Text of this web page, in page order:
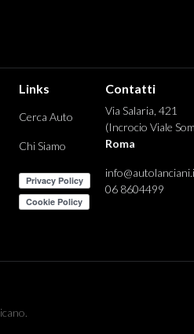
Links
Cerca Auto
Chi Siamo
Contatti
Via Salaria, 421
(Incrocio Viale
Roma
06 8604499